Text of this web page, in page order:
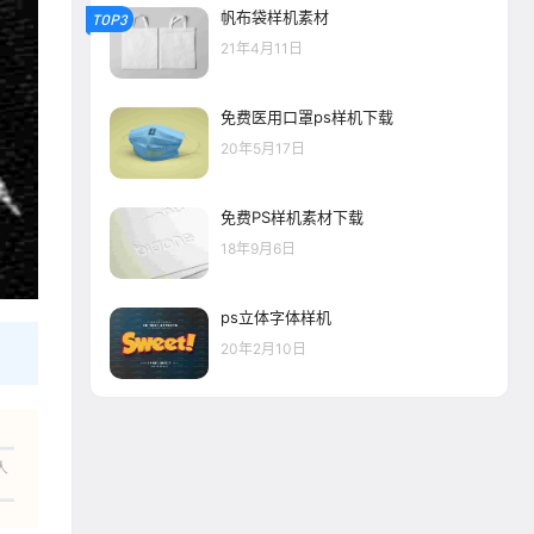
TOP3 帆布袋样机素材
21年4月11日
免费医用口罩ps样机下载
20年5月17日
免费PS样机素材下载
18年9月6日
ps立体字体样机
20年2月10日